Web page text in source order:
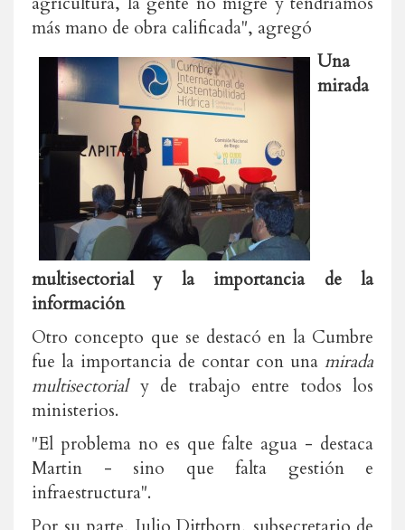
más mano de obra calificada", agregó
Una
mirada
multisectorial y la importancia de la
información
Otro concepto que se destacó en la Cumbre
fue la importancia de contar con una mirada
multisectorialy de trabajo entre todos los
ministerios.
"El problema no es que falte agua - destaca
Martin - sino que falta gestión e
infraestructura".